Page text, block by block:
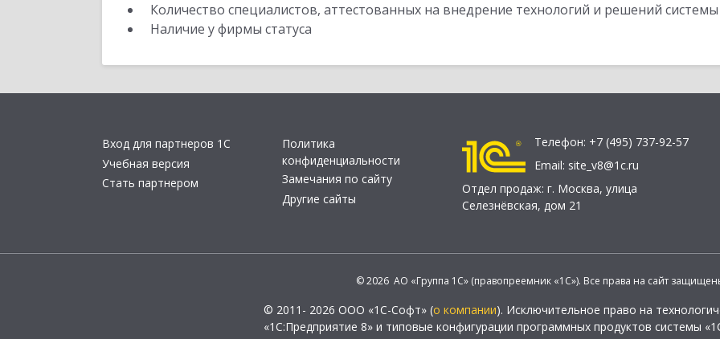
Количество специалистов, аттестованных на внедрение технологий и решений
Наличие у фирмы статуса
Вход для партнеров 1С
Учебная версия
Стать партнером
Политика
конфиденциальности
Замечания по сайту
Другие сайты
Телефон: +7 (495) 737-92-57
Email: site_v8@1c.ru
Отдел продаж: г. Москва, улица
Селезнёвская, дом 21
© 2026 АО «Группа 1С» (правопреемник «1С»). Все права на сайт
© 2011- 2026 ООО «1С-Софт» (о компании). Исключительное право на
«1С:Предприятие 8» и типовые конфигурации программных продуктов системы